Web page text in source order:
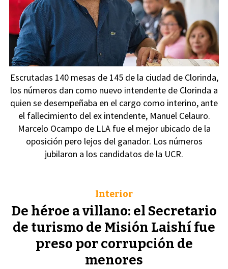
Escrutadas 140 mesas de 145 de la ciudad de Clorinda,
los números dan como nuevo intendente de Clorinda a
quien se desempeñaba en el cargo como interino, ante
el fallecimiento del ex intendente, Manuel Celauro.
Marcelo Ocampo de LLA fue el mejor ubicado de la
oposición pero lejos del ganador. Los números
jubilaron a los candidatos de la UCR.
De héroe a villano: el Secretario
de turismo de Misión Laishí fue
preso por corrupción de
menores
Interior